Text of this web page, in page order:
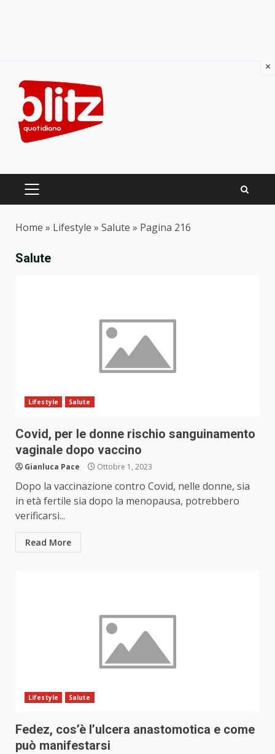
content
PRIMARY
Home » Lifestyle » Salute » Pagina 216
Salute
Lifestyle Salute
Covid, per le donne rischio sanguinamento
vaginale dopo vaccino
Gianluca Pace Ottobre 1, 2023
Dopo la vaccinazione contro Covid, nelle donne, sia
in età fertile sia dopo la menopausa, potrebbero
verificarsi...
Read More
Lifestyle Salute
Fedez, cos’è l’ulcera anastomotica e come
può manifestarsi
×